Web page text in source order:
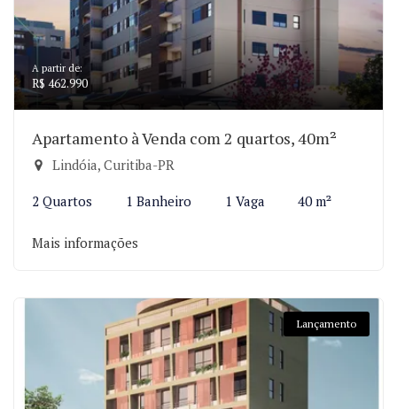
A partir de:
R$ 462.990
Apartamento à Venda com 2 quartos, 40m²
Lindóia, Curitiba-PR
2 Quartos 1 Banheiro 1 Vaga 40 m²
Mais informações
Lançamento